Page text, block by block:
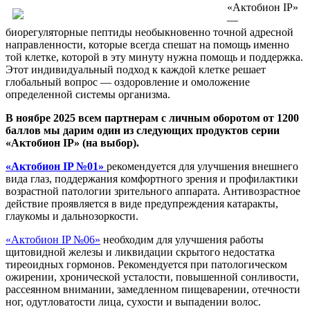
«Актобион IP»
—
биорегуляторные пептиды необыкновенно точной адресной
направленности, которые всегда спешат на помощь именно
той клетке, которой в эту минуту нужна помощь и поддержка.
Этот индивидуальный подход к каждой клетке решает
глобальный вопрос — оздоровление и омоложение
определенной системы организма.
В ноябре 2025 всем партнерам с личным оборотом от 1200
баллов мы дарим один из следующих продуктов серии
«Актобион IP» (на выбор).
«Актобион IP №01» рекомендуется для улучшения внешнего
вида глаз, поддержания комфортного зрения и профилактики
возрастной патологии зрительного аппарата. Антивозрастное
действие проявляется в виде предупреждения катаракты,
глаукомы и дальнозоркости.
«Актобион IP №06» необходим для улучшения работы
щитовидной железы и ликвидации скрытого недостатка
тиреоидных гормонов. Рекомендуется при патологическом
ожирении, хронической усталости, повышенной сонливости,
рассеянном внимании, замедленном пищеварении, отечности
ног, одутловатости лица, сухости и выпадении волос.